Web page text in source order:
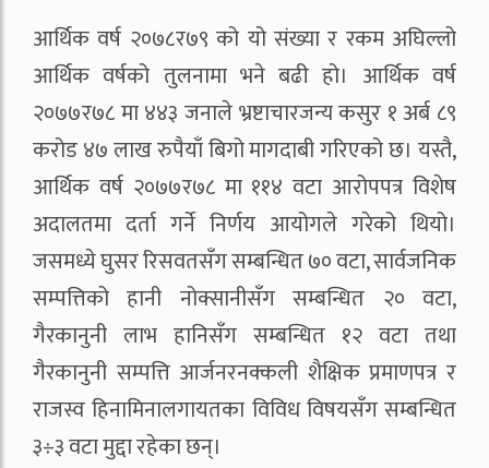
आर्थिक वर्ष २०७८र७९ को यो संख्या र रकम अघिल्लो
आर्थिक वर्षको तुलनामा भने बढी हो। आर्थिक वर्ष
२०७७र७८ मा ४४३ जनाले भ्रष्टाचारजन्य कसुर १ अर्ब ८९
करोड ४७ लाख रुपैयाँ बिगो मागदाबी गरिएको छ। यस्तै,
आर्थिक वर्ष २०७७र७८ मा ११४ वटा आरोपपत्र विशेष
अदालतमा दर्ता गर्ने निर्णय आयोगले गरेको थियो।
जसमध्ये घुसर रिसवतसँग सम्बन्धित ७० वटा, सार्वजनिक
सम्पत्तिको हानी नोक्सानीसँग सम्बन्धित २० वटा,
गैरकानुनी लाभ हानिसँग सम्बन्धित १२ वटा तथा
गैरकानुनी सम्पत्ति आर्जनरनक्कली शैक्षिक प्रमाणपत्र र
राजस्व हिनामिनालगायतका विविध विषयसँग सम्बन्धित
३÷३ वटा मुद्दा रहेका छन्।